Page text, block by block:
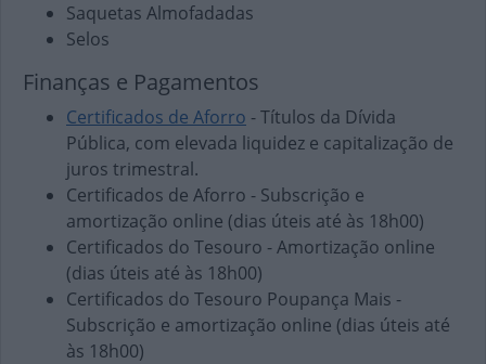
Saquetas Almofadadas
Selos
Finanças e Pagamentos
Certificados de Aforro - Títulos da Dívida
Pública, com elevada liquidez e capitalização de
juros trimestral.
Certificados de Aforro - Subscrição e
amortização online (dias úteis até às 18h00)
Certificados do Tesouro - Amortização online
(dias úteis até às 18h00)
Certificados do Tesouro Poupança Mais -
Subscrição e amortização online (dias úteis até
às 18h00)